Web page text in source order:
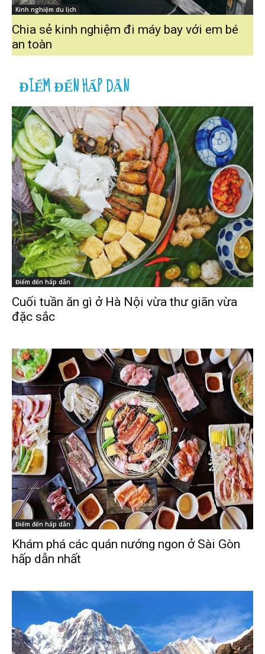
Kinh nghiệm du lịch
Chia sẻ kinh nghiệm đi máy bay với em bé
an toàn
ĐIỂM ĐẾN HẤP DẪN
Điểm đến hấp dẫn
Cuối tuần ăn gì ở Hà Nội vừa thư giãn vừa
đặc sắc
Điểm đến hấp dẫn
Khám phá các quán nướng ngon ở Sài Gòn
hấp dẫn nhất